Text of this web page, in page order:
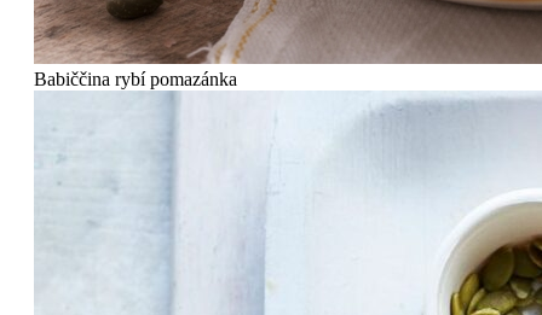
Babiččina rybí pomazánka